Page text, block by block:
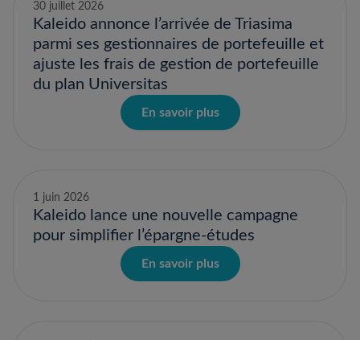
30 juillet 2026
Kaleido annonce l’arrivée de Triasima
parmi ses gestionnaires de portefeuille et
ajuste les frais de gestion de portefeuille
du plan Universitas
En savoir plus
1 juin 2026
Kaleido lance une nouvelle campagne
pour simplifier l’épargne-études
En savoir plus